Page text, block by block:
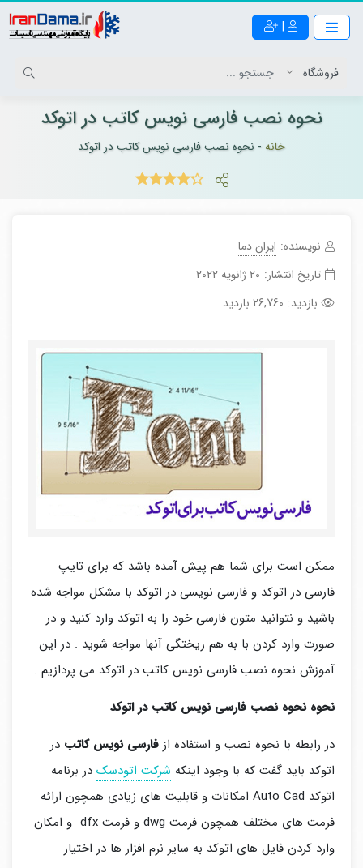
|
نحوه نصب فارسی نویس کاتب در اتوکد
خانه - نحوه نصب فارسی نویس کاتب در اتوکد
نویسنده: ایران دما
تاریخ انتشار: 20 ژانویه 2022
بازدید: 26,760 بازدید
ممکن است برای شما هم پیش آمده باشد که برای تایپ
فارسی در اتوکد و فارسی نویسی در اتوکد با مشکل مواجه شده
باشید و نتوانید متون فارسی خود را به اتوکد وارد کنید و در
صورت وارد کردن با به هم ریختگی آنها مواجه شوید . در این
آموزش نحوه نصب فارسی نویس کاتب در اتوکد می پردازیم .
نحوه نحوه نصب فارسی نویس کاتب در اتوکد
در رابطه با نحوه نصب و استفاده از فارسی نویس کاتب در
اتوکد باید گفت که با وجود اینکه شرکت اتودسک در برنامه
اتوکد Auto Cad امکانات و قابلیت های زیادی همچون ارائه
فرمت های مختلف همچون فرمت dwg و فرمت dfx و امکان
وارد کردن فایل های اتوکد به سایر نرم افزار ها در اختیار